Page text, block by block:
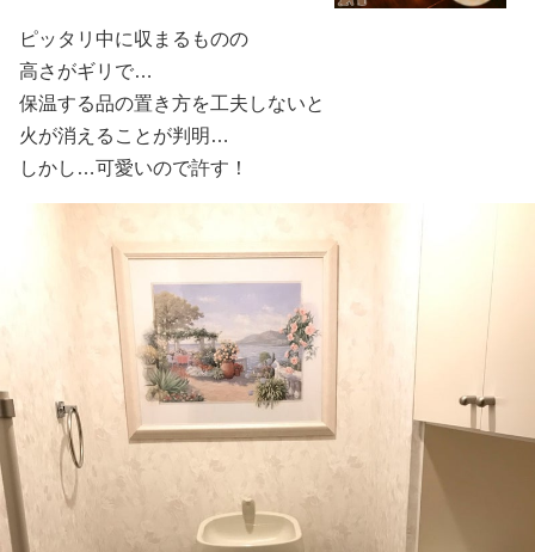
ピッタリ中に収まるものの
高さがギリで…
保温する品の置き方を工夫しないと
火が消えることが判明…
しかし…可愛いので許す！